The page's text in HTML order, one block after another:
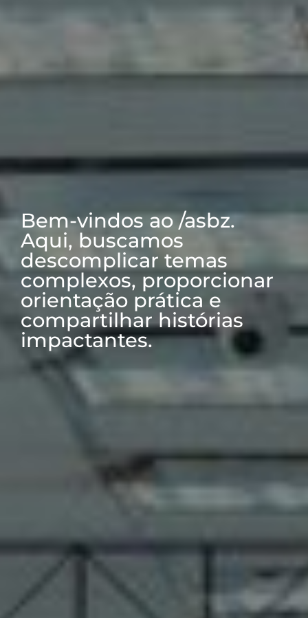
Bem-vindos ao /asbz.
Aqui, buscamos
descomplicar temas
complexos, proporcionar
orientação prática e
compartilhar histórias
impactantes.